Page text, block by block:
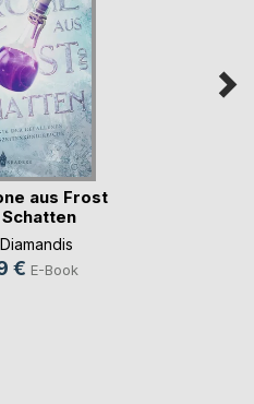
aus Frost
€ E-Book